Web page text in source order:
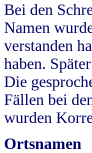
Bei den
Namen
verstanden
haben.
Die
Fällen bei
wurden
Ortsnamen